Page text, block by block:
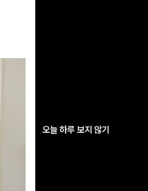
오늘 하루 보지 않기